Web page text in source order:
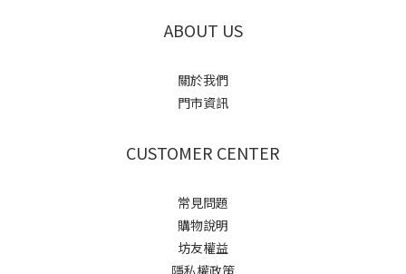
ABOUT US
關於我們
門市資訊
CUSTOMER CENTER
常見問題
購物說明
坊友權益